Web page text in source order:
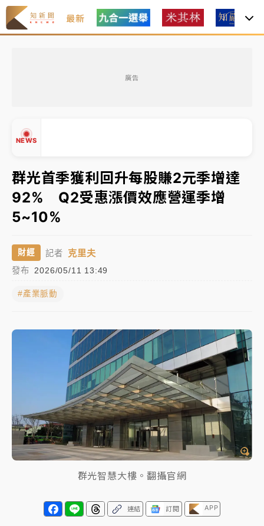
最新
廣告
NEWS
故宮《龍藏經》特展第2檔！今線上預約開賣一度塞車
周六起展出延長至晚上7時
台東農業處長涉圖利渡假村！東檢抗告成功 今重開羈
押庭
父親節泡湯了！中颱白海豚雨彈轟3天 「紅到發紫」降
雨熱區曝
台積電殺35元、台股跌近300點 被動元件、低軌衛星
及載板皆走弱
駁 理由曝光
周六起展出延長至晚上7時
台東農業處長涉圖利渡假村！東檢抗告成功 今重開羈
父親節泡湯了！中颱白海豚雨彈轟3天 「紅到發紫」降
雨熱區曝
▼
群光首季獲利回升每股賺2元季增達
92% Q2受惠漲價效應營運季增
5~10%
財經 記者 克里夫
發布 2026/05/11 13:49
#產業脈動
群光智慧大樓。翻攝官網
連結 訂閱 APP